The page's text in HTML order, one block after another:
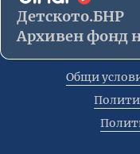
Детското.БНР
Архивен фонд
Общи